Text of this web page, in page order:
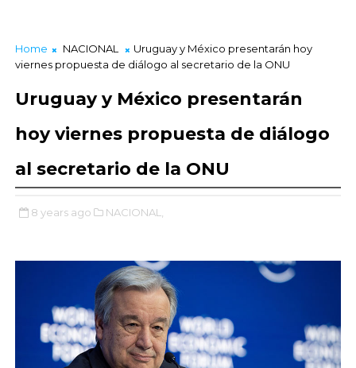
Home NACIONAL
Uruguay y México presentarán hoy
viernes propuesta de diálogo al secretario de la ONU
Uruguay y México presentarán
hoy viernes propuesta de diálogo
al secretario de la ONU
8 years ago NACIONAL,